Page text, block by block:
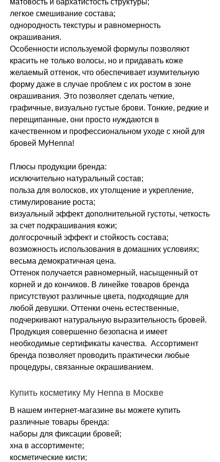
матовость и бархатистость структуры;
легкое смешивание состава;
однородность текстуры и равномерность
окрашивания.
Особенности используемой формулы позволяют
красить не только волосы, но и придавать коже
желаемый оттенок, что обеспечивает изумительную
форму даже в случае проблем с их ростом в зоне
окрашивания. Это позволяет сделать четкие,
графичные, визуально густые брови. Тонкие, редкие и
перещипанные, они просто нуждаются в
качественном и профессиональном уходе с хной для
бровей MyHenna!
Плюсы продукции бренда:
исключительно натуральный состав;
польза для волосков, их утолщение и укрепление,
стимулирование роста;
визуальный эффект дополнительной густоты, четкость
за счет подкрашивания кожи;
долгосрочный эффект и стойкость состава;
возможность использования в домашних условиях;
весьма демократичная цена.
Оттенок получается равномерный, насыщенный от
корней и до кончиков. В линейке товаров бренда
присутствуют различные цвета, подходящие для
любой девушки. Оттенки очень естественные,
подчеркивают натуральную выразительность бровей.
Продукция совершенно безопасна и имеет
необходимые сертификаты качества. Ассортимент
бренда позволяет проводить практически любые
процедуры, связанные окрашиванием.
Купить косметику My Henna в Москве
В нашем интернет-магазине вы можете купить
различные товары бренда:
наборы для фиксации бровей;
хна в ассортименте;
косметические кисти;
Не показывать предложение о консультации
+7 (495) 640-58-89
+7 (929) 933-09-89